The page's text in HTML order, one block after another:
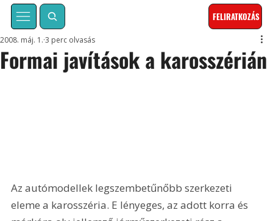
FELIRATKOZÁS
Formai javítások a karosszérián
2008. máj. 1. 3 perc olvasás
Az autómodellek legszembetűnőbb szerkezeti
eleme a karosszéria. E lényeges, az adott korra és